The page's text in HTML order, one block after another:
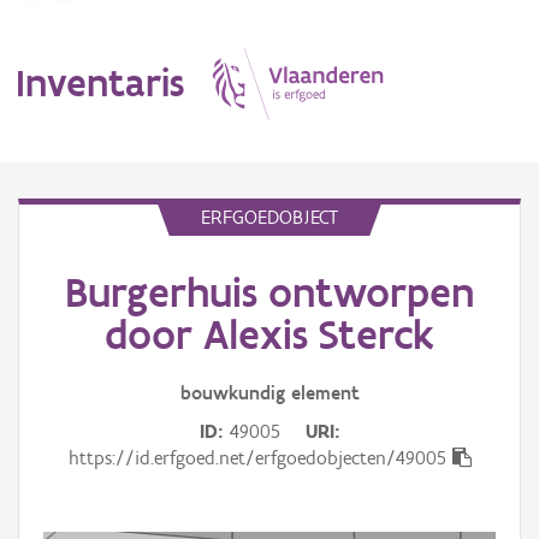
Inventaris
Erfgoedobject
Aanduidingsobject
ERFGOEDOBJECT
Burgerhuis ontworpen
door Alexis Sterck
bouwkundig element
ID 49005
URI
https://id.erfgoed.net/erfgoedobjecten/49005